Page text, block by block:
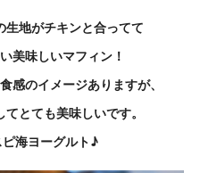
生地がチキンと合ってて
美味しいマフィン！
感のイメージありますが、
とても美味しいです。
海ヨーグルト♪